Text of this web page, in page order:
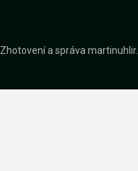
Zhotovení a správa